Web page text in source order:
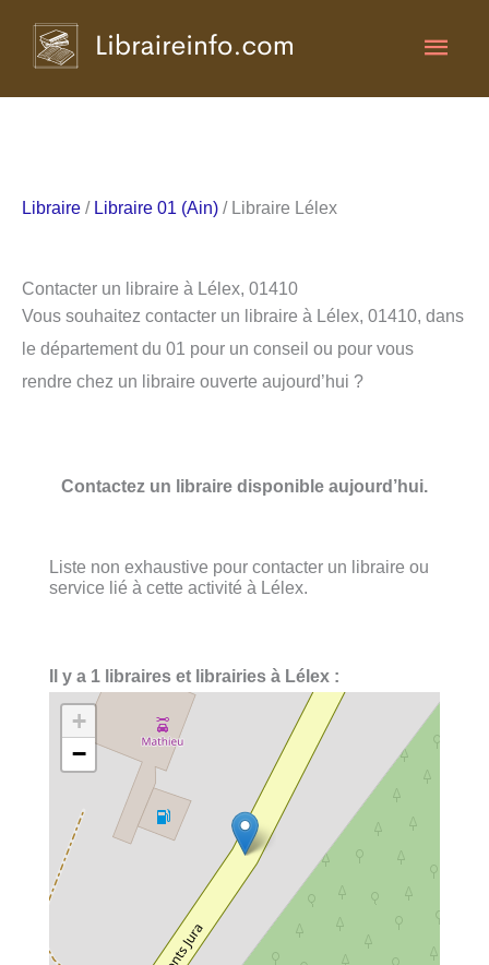
Libraire / Libraire 01 (Ain) / Libraire Lélex
Contacter un libraire à Lélex, 01410
Vous souhaitez contacter un libraire à Lélex, 01410, dans
le département du 01 pour un conseil ou pour vous
rendre chez un libraire ouverte aujourd’hui ?
Contactez un libraire disponible aujourd’hui.
Liste non exhaustive pour contacter un libraire ou
service lié à cette activité à Lélex.
Il y a 1 libraires et librairies à Lélex :
+
−